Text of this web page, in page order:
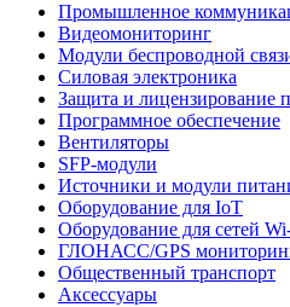
Промышленное
Видеомониторинг
Модули беспроводной
Силовая электроника
Защита и лицензирование
Программное обеспечение
Вентиляторы
SFP-модули
Источники и модули
Оборудование для IoT
Оборудование для сетей
ГЛОНАСС/GPS
Общественный транспорт
Аксессуары